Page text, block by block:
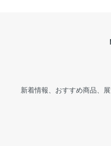
新着情報、おすすめ商品、